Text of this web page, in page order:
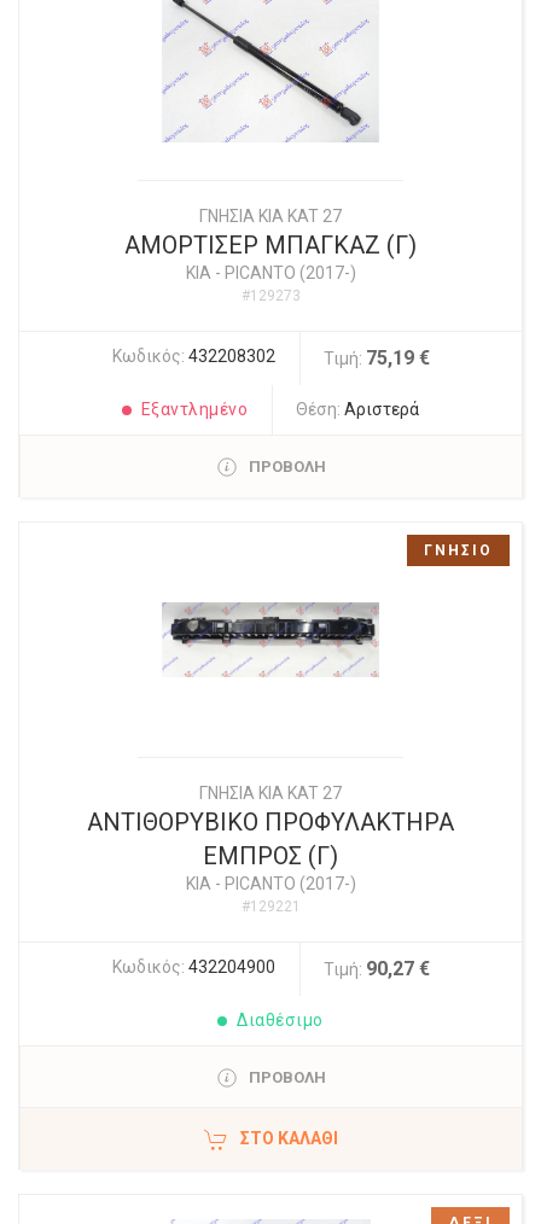
ΓΝΗΣΙΑ KIA KAT 27
ΑΜΟΡΤΙΣΕΡ ΜΠΑΓΚΑΖ (Γ)
KIA - PICANTO (2017-)
#129273
Κωδικός: 432208302 Τιμή: 75,19 €
Εξαντλημένο Θέση:Αριστερά
ΠΡΟΒΟΛΗ
ΓΝΗΣΙΑ KIA KAT 27
ΑΝΤΙΘΟΡΥΒΙΚΟ ΠΡΟΦΥΛΑΚΤΗΡΑ
ΕΜΠΡΟΣ (Γ)
KIA - PICANTO (2017-)
#129221
Κωδικός: 432204900 Τιμή: 90,27 €
Διαθέσιμο
ΠΡΟΒΟΛΗ
ΣΤΟ ΚΑΛΆΘΙ
ΓΝΗΣΙΟ